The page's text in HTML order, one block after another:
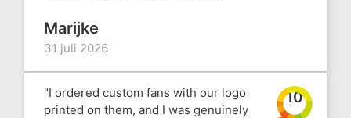
Marijke
31 juli 2026
"I ordered custom fans with our logo
printed on them, and I was genuinely
10